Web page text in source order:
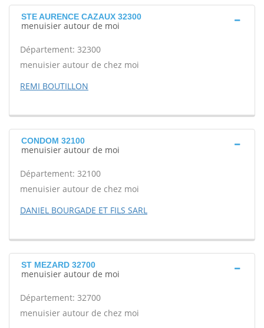
STE AURENCE CAZAUX 32300
menuisier autour de moi
Département: 32300
menuisier autour de chez moi
REMI BOUTILLON
CONDOM 32100
menuisier autour de moi
Département: 32100
menuisier autour de chez moi
DANIEL BOURGADE ET FILS SARL
ST MEZARD 32700
menuisier autour de moi
Département: 32700
menuisier autour de chez moi